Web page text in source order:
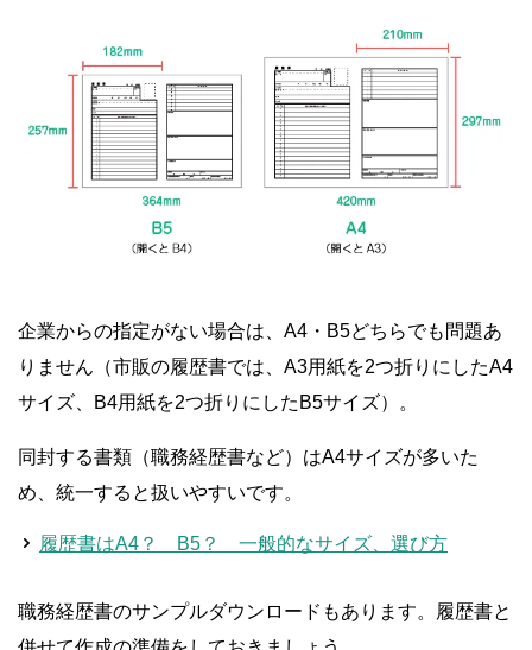
企業からの指定がない場合は、A4・B5どちらでも問題あ
りません（市販の履歴書では、A3用紙を2つ折りにしたA4
サイズ、B4用紙を2つ折りにしたB5サイズ）。
同封する書類（職務経歴書など）はA4サイズが多いた
め、統一すると扱いやすいです。
履歴書はA4？ B5？ 一般的なサイズ、選び方
職務経歴書のサンプルダウンロードもあります。履歴書と